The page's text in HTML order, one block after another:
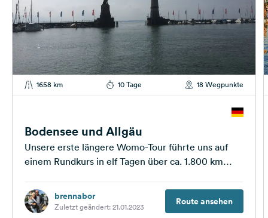
1658 km 10 Tage 18 Wegpunkte
Bodensee und Allgäu
Unsere erste längere Womo-Tour führte uns auf
einem Rundkurs in elf Tagen über ca. 1.800 km
brennabor
Zuletzt geändert: 21.01.2023 Route ansehen